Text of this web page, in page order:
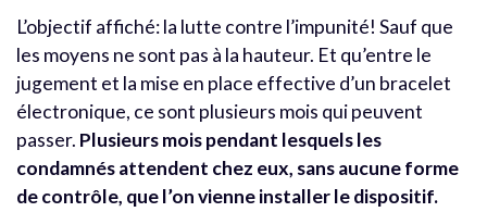
L’objectif affiché: la lutte contre l’impunité! Sauf que
les moyens ne sont pas à la hauteur. Et qu’entre le
jugement et la mise en place effective d’un bracelet
électronique, ce sont plusieurs mois qui peuvent
passer. Plusieurs mois pendant lesquels les
condamnés attendent chez eux, sans aucune forme
de contrôle, que l’on vienne installer le dispositif.